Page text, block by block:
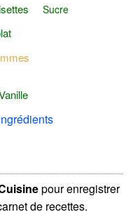
Sucre
pour enregistrer
de recettes.